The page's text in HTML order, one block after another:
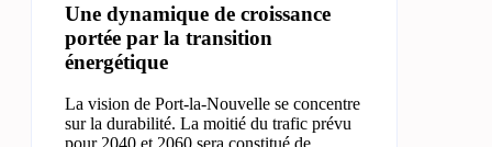
Une dynamique de croissance
portée par la transition
énergétique
La vision de Port-la-Nouvelle se concentre
sur la durabilité. La moitié du trafic prévu